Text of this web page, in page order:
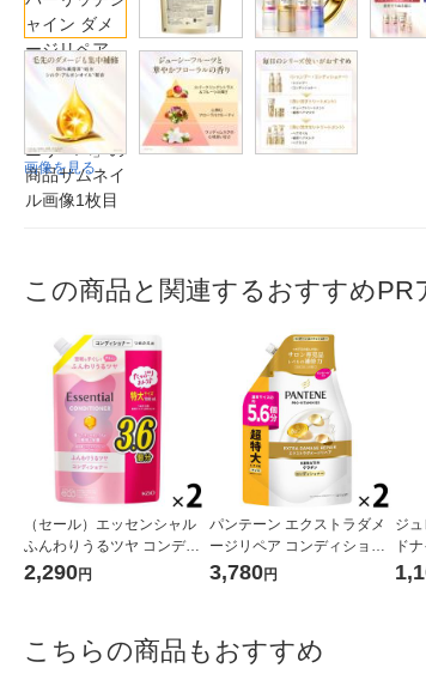
画像を見る
この商品と関連するおすすめPR
（セール）エッセンシャル
ふんわりうるツヤ コンディ
ショナー 詰替 大容量 1080m
l 2個 花王
2,290円
パンテーン エクストラダメ
ージリペア コンディショナ
ー 超特大 詰め替え 1700g 2
個 P＆G
3,780円
ジ
ド
メ
ス
こちらの商品もおすすめ